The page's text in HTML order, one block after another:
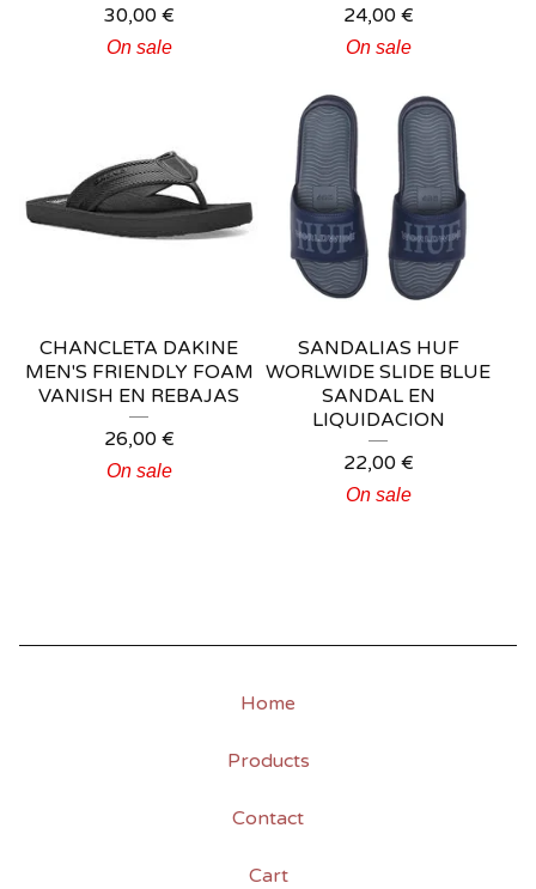
30,00 €
On sale
24,00 €
On sale
CHANCLETA DAKINE
MEN'S FRIENDLY FOAM
VANISH EN REBAJAS
26,00 €
On sale
SANDALIAS HUF
WORLWIDE SLIDE BLUE
SANDAL EN
LIQUIDACION
22,00 €
On sale
Home
Products
Contact
Cart